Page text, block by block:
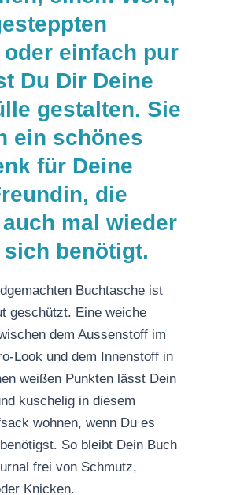
oder einfach pur
Du Dir Deine
gestalten. Sie
ein schönes
für Deine
die
mal wieder
benötigt.
Buchtasche ist
geschützt. Eine weiche
dem Aussenstoff im
Look und dem Innenstoff in
weißen Punkten lässt Dein
kuschelig in diesem
wohnen, wenn Du es
So bleibt Dein Buch
frei von Schmutz,
Knicken.